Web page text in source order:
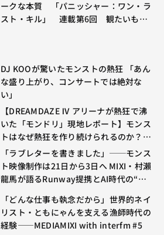
ークな本質 「パニッシャー：ワン・ラ
スト・キル」 連載第6回 観たいもの
DJ KOOが驚いたモンストの熱狂 「あん
な盛り上がり、コンサートでは絶対な
い」
【DREAMDAZE Ⅳ アリーナが熱狂で沸
いた「モンドリ」現地レポート】モンス
トはなぜ熱狂を作り続けられるのか？コ
ラボ初の“真獣神化”やDJ KOO、てつ
や、兎田ぺこら、壱百満天原サロメらも
集結
「ラブレターを書きました」──モンス
ト映像制作は21日から3日へ MIXI・村瀨
龍馬が語るRunway提携とAI時代の“つ
「どんな仕事も執念だから」世界的ネイ
リスト・ともにゃんを支える漁師時代の
経験——MEDIAMIXI with interfm #5